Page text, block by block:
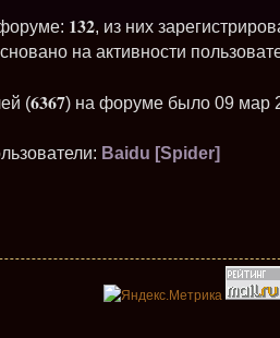
132, из них
на активности
(6367) на форуме было 09 мар
Baidu [Spider]